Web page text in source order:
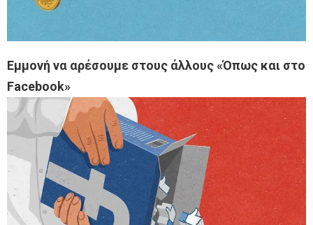
Εμμονή να αρέσουμε στους άλλους «Όπως και στο
Facebook»